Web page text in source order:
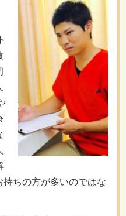
ちの方が多いのではな